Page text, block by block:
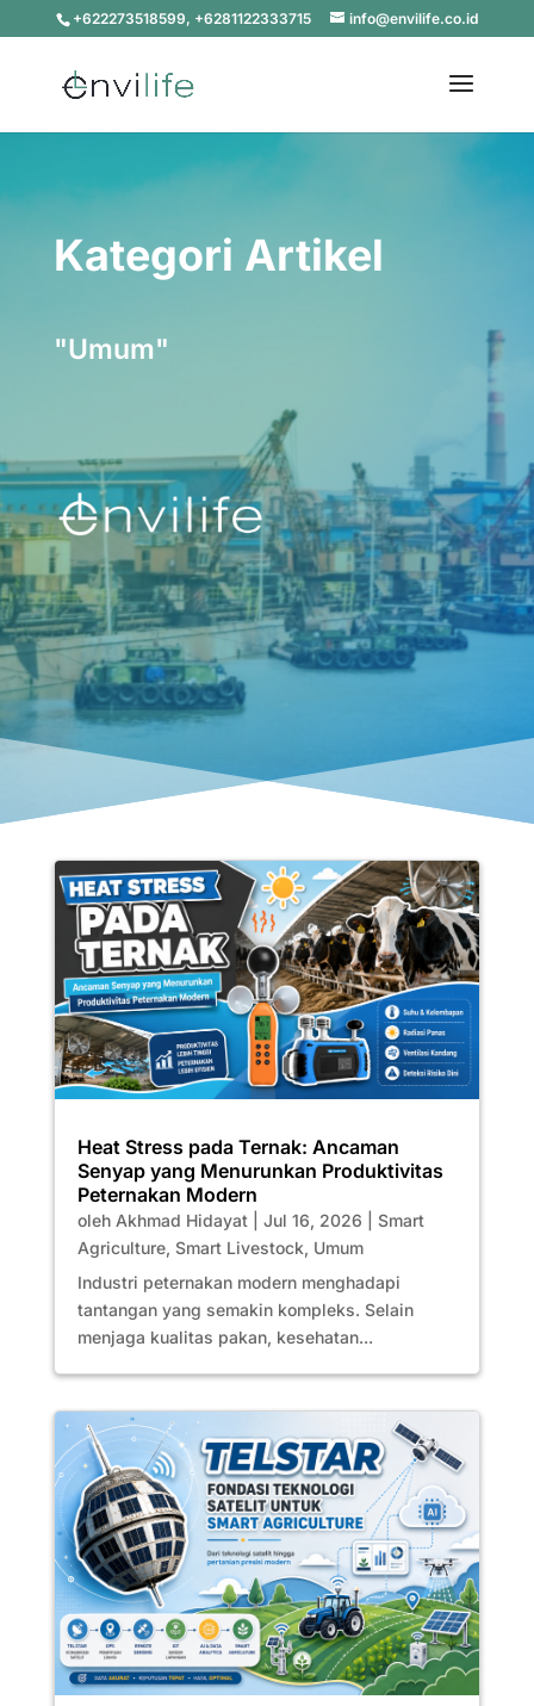
+622273518599, +6281122333715 info@envilife.co.id
Kategori Artikel
"Umum"
Heat Stress pada Ternak: Ancaman
Senyap yang Menurunkan Produktivitas
Peternakan Modern
oleh Akhmad Hidayat| Jul 16, 2026
Smart
Agriculture, Smart Livestock, Umum
Industri peternakan modern menghadapi
tantangan yang semakin kompleks. Selain
menjaga kualitas pakan, kesehatan...